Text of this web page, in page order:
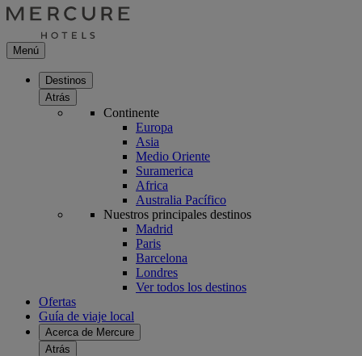
Menú
Destinos
Atrás
Continente
Europa
Asia
Medio Oriente
Suramerica
Africa
Australia Pacífico
Nuestros principales destinos
Madrid
Paris
Barcelona
Londres
Ver todos los destinos
Ofertas
Guía de viaje local
Acerca de Mercure
Atrás